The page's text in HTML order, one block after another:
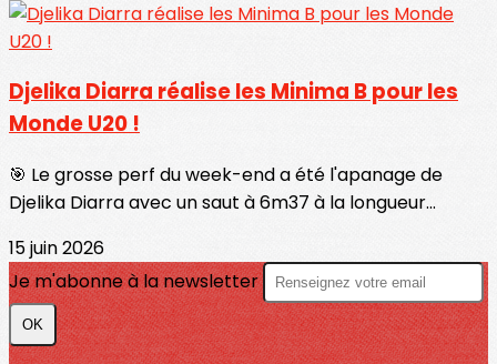
Djelika Diarra réalise les Minima B pour les
Monde U20 !
🎯 Le grosse perf du week-end a été l'apanage de
Djelika Diarra avec un saut à 6m37 à la longueur...
15 juin 2026
Je m'abonne à la newsletter
OK